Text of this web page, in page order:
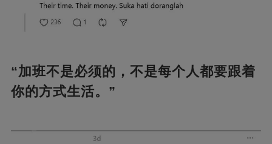
“加班不是必须的，不是每个人都要跟着
你的方式生活。”